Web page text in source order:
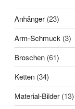
Anhänger 2323
Arm-Schmuck 33
Broschen 6161
Ketten 3434
Produkte
Material-Bilder 1313